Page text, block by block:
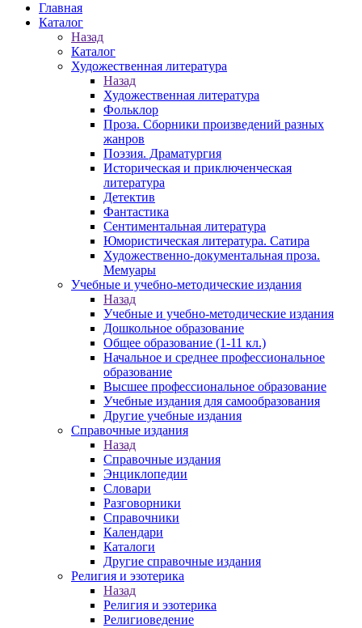
Главная
Каталог
Назад
Каталог
Художественная литература
Назад
Художественная литература
Фольклор
Проза. Сборники произведений разных
жанров
Поэзия. Драматургия
Историческая и приключенческая
литература
Детектив
Фантастика
Сентиментальная литература
Юмористическая литература. Сатира
Художественно-документальная проза.
Мемуары
Учебные и учебно-методические издания
Назад
Учебные и учебно-методические издания
Дошкольное образование
Общее образование (1-11 кл.)
Начальное и среднее профессиональное
образование
Высшее профессиональное образование
Учебные издания для самообразования
Другие учебные издания
Справочные издания
Назад
Справочные издания
Энциклопедии
Словари
Разговорники
Справочники
Календари
Каталоги
Другие справочные издания
Религия и эзотерика
Назад
Религия и эзотерика
Религиоведение